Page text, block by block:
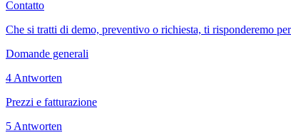
Contatto
Che si tratti di demo, preventivo o richiesta, ti risponderemo
Domande generali
4 Antworten
Prezzi e fatturazione
5 Antworten